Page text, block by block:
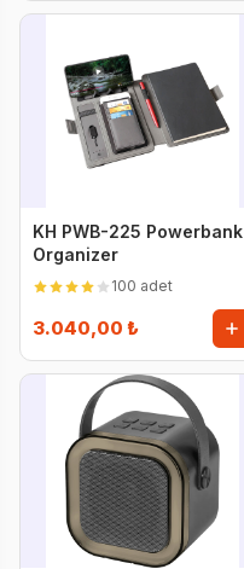
KH PWB-225 Powerbank
Organizer
100 adet
3.040,00 ₺